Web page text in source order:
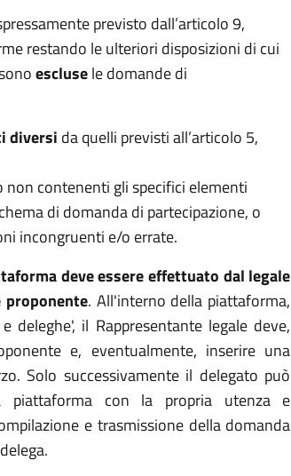
previsto dall’articolo 9,
restando leulteriori disposizioni di cui
esclusele domande di
diversi da quelli previsti all’articolo 5,
non contenenti gli specifici elementi
di domanda di partecipazione, o
incongruenti e/o errate.
deve essere effettuato dal legale
. All'interno della piattaforma,
deleghe', il Rappresentante legale deve,
e, eventualmente, inserire una
Solo successivamente il delegato può
piattaforma con la propria utenza e
e trasmissione della domanda